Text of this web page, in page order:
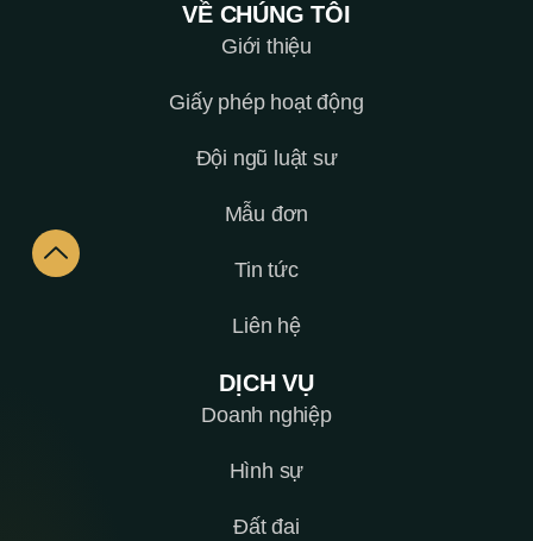
VỀ CHÚNG TÔI
Giới thiệu
Giấy phép hoạt động
Đội ngũ luật sư
Mẫu đơn
Tin tức
Liên hệ
DỊCH VỤ
Doanh nghiệp
Hình sự
Đất đai